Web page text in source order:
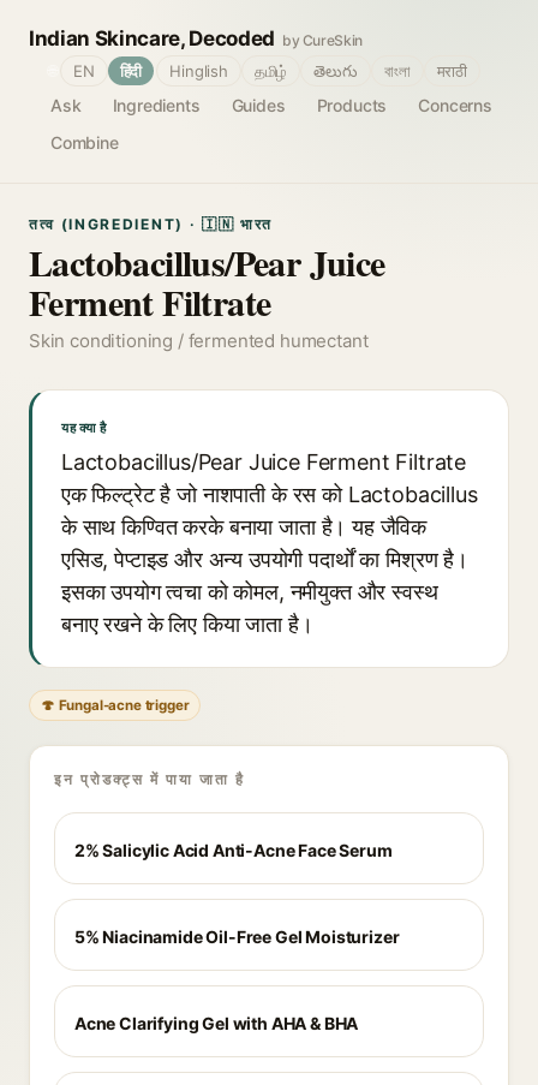
Indian Skincare, Decoded by CureSkin
Ask Ingredients Guides Products
Concerns
Combine
EN हिंदी Hinglish தமிழ் తెలుగు বাংলা मराठी
तत्व (INGREDIENT) · 🇮🇳 भारत
Lactobacillus/Pear Juice
Ferment Filtrate
Skin conditioning / fermented humectant
यह क्या है
Lactobacillus/Pear Juice Ferment Filtrate
एक फिल्ट्रेट है जो नाशपाती के रस को Lactobacillus
के साथ किण्वित करके बनाया जाता है। यह जैविक
एसिड, पेप्टाइड और अन्य उपयोगी पदार्थों का मिश्रण है।
इसका उपयोग त्वचा को कोमल, नमीयुक्त और स्वस्थ
बनाए रखने के लिए किया जाता है।
🍄 Fungal-acne trigger
इन प्रोडक्ट्स में पाया जाता है
2% Salicylic Acid Anti-Acne Face Serum
5% Niacinamide Oil-Free Gel Moisturizer
Acne Clarifying Gel with AHA & BHA